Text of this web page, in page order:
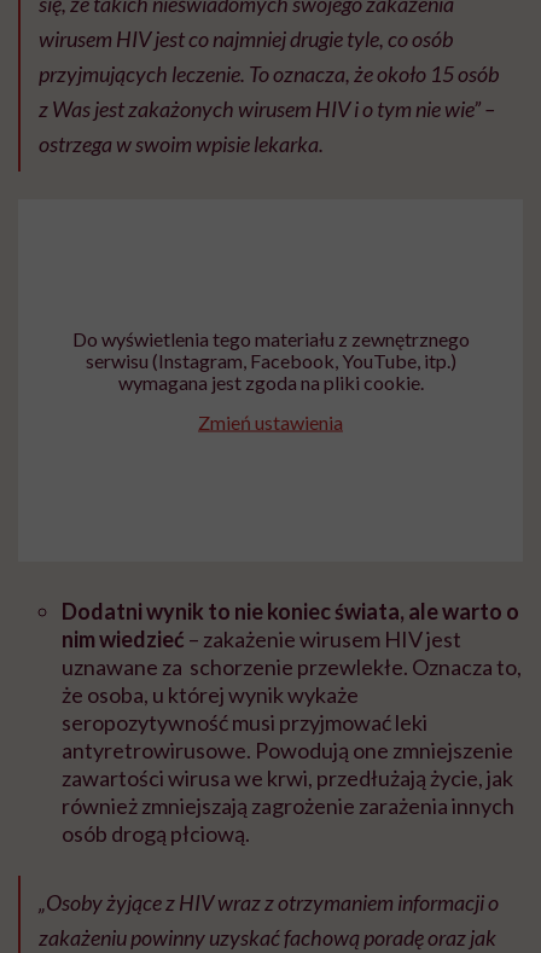
wirusem HIV jest co najmniej drugie tyle, co osób
przyjmujących leczenie. To oznacza, że około 15 osób
z Was jest zakażonych wirusem HIV i o tym nie wie” –
ostrzega w swoim wpisie lekarka.
Do wyświetlenia tego materiału z zewnętrznego
serwisu (Instagram, Facebook, YouTube, itp.)
wymagana jest zgoda na pliki cookie.
Zmień ustawienia
Dodatni wynik to nie koniec świata, ale warto o
nim wiedzieć – zakażenie wirusem HIV jest
uznawane za schorzenie przewlekłe. Oznacza to,
że osoba, u której wynik wykaże
seropozytywność musi przyjmować leki
antyretrowirusowe. Powodują one zmniejszenie
zawartości wirusa we krwi, przedłużają życie, jak
również zmniejszają zagrożenie zarażenia innych
osób drogą płciową.
„Osoby żyjące z HIV wraz z otrzymaniem informacji o
zakażeniu powinny uzyskać fachową poradę oraz jak